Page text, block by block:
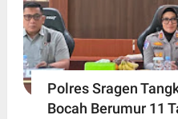
Polres Sragen
Bocah Berumur 11